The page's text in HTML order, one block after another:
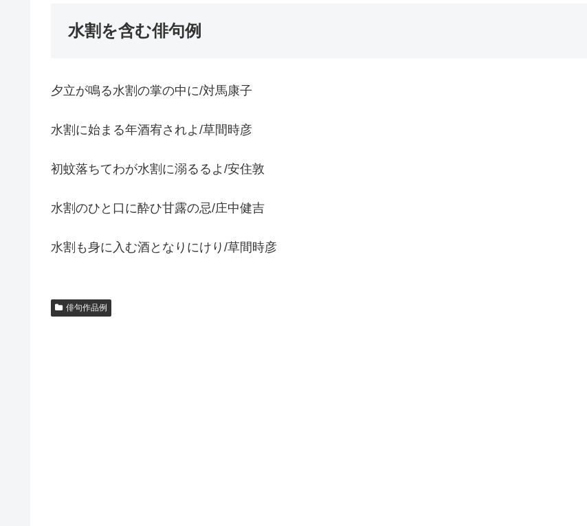
水割を含む俳句例
夕立が鳴る水割の掌の中に/対馬康子
水割に始まる年酒宥されよ/草間時彦
初蚊落ちてわが水割に溺るるよ/安住敦
水割のひと口に酔ひ甘露の忌/庄中健吉
水割も身に入む酒となりにけり/草間時彦
俳句作品例